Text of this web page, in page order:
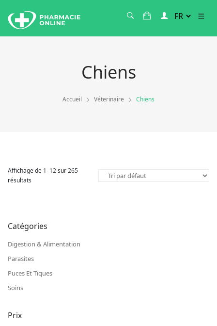
Chiens
Accueil Véterinaire Chiens
Affichage de 1–12 sur 265
résultats
Catégories
Digestion & Alimentation
Parasites
Puces Et Tiques
Soins
Prix